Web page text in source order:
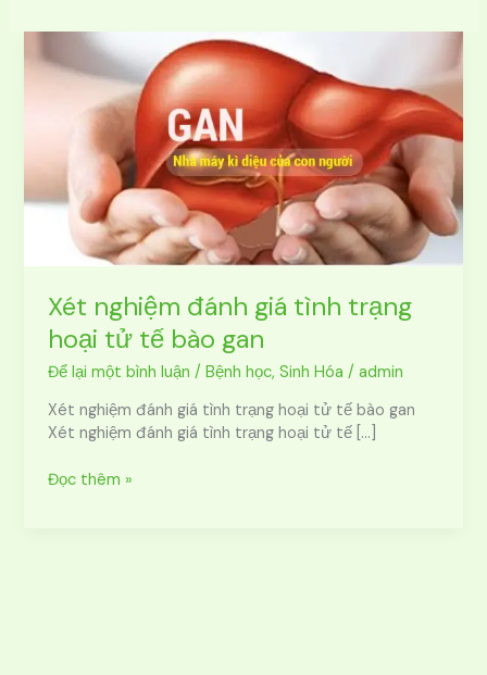
Xét nghiệm đánh giá tình trạng
hoại tử tế bào gan
Để lại một bình luận /Bệnh học,Sinh Hóa /admin
Xét nghiệm đánh giá tình trạng hoại tử tế bào gan
Xét nghiệm đánh giá tình trạng hoại tử tế […]
nghiệm
hoại
tử
bào
gan
Đọc thêm »